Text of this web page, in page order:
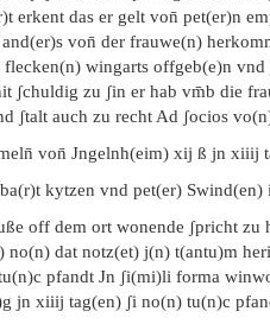
erkent das er gelt von̄ pet(er)n
von̄ der frauwe(n)
flecken(n) wingarts offgeb(e)n vnd
ʃchuldig zu ʃin er hab vm̄b die
ʃtalt auch zu recht Ad ʃocios
von̄ Jngelnh(eim) xij ß jn xiiij
kytzen vnd pet(er) Swind(en)
off dem ort wonende ʃpricht zu
dat notz(et) j(n) t(antu)m
pfandt Jn ʃi(mi)li forma
jn xiiij tag(en) ʃi no(n) tu(n)c